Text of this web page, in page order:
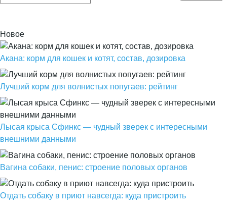
Новое
Акана: корм для кошек и котят, состав, дозировка
Лучший корм для волнистых попугаев: рейтинг
Лысая крыса Сфинкс — чудный зверек с интересными
внешними данными
Вагина собаки, пенис: строение половых органов
Отдать собаку в приют навсегда: куда пристроить